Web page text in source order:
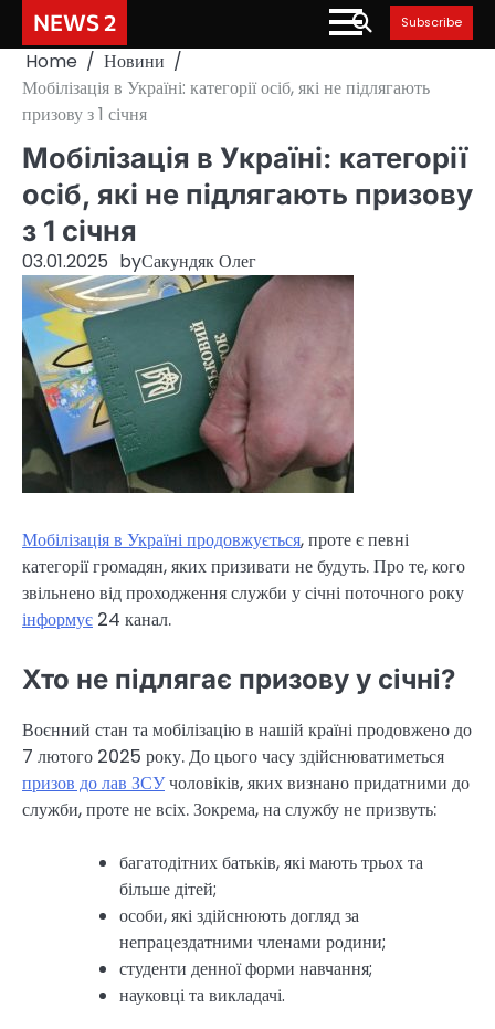
content
NEWS 2 Subscribe
Home
Новини
Мобілізація в Україні: категорії осіб, які не підлягають
призову з 1 січня
Мобілізація в Україні: категорії
осіб, які не підлягають призову
з 1 січня
03.01.2025 byСакундяк Олег
Мобілізація в Україні продовжується, проте є певні
категорії громадян, яких призивати не будуть. Про те, кого
звільнено від проходження служби у січні поточного року
інформує 24 канал.
Хто не підлягає призову у січні?
Воєнний стан та мобілізацію в нашій країні продовжено до
7 лютого 2025 року. До цього часу здійснюватиметься
призов до лав ЗСУчоловіків, яких визнано придатними до
служби, проте не всіх. Зокрема, на службу не призвуть:
багатодітних батьків, які мають трьох та
більше дітей;
особи, які здійснюють догляд за
непрацездатними членами родини;
студенти денної форми навчання;
науковці та викладачі.